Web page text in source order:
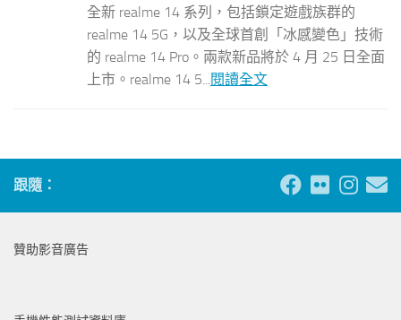
全新 realme 14 系列，包括鎖定遊戲族群的
realme 14 5G，以及全球首創「冰感變色」技術
的 realme 14 Pro。兩款新品將於 4 月 25 日全面
上市。realme 14 5...閱讀全文
跟隨：
贊助影音廣告